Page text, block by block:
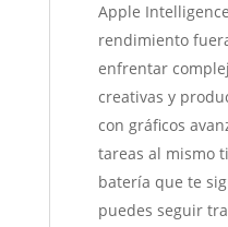
Apple
rendimiento
enfrentar
creativas y
con gráficos
tareas al mismo
batería que te
puedes seguir